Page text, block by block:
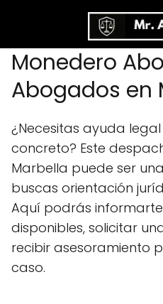
Monedero
Abogados en
¿Necesitas ayuda
concreto? Este
Marbella puede ser
buscas orientación
Aquí podrás
disponibles, solicitar
recibir asesoramiento
caso.